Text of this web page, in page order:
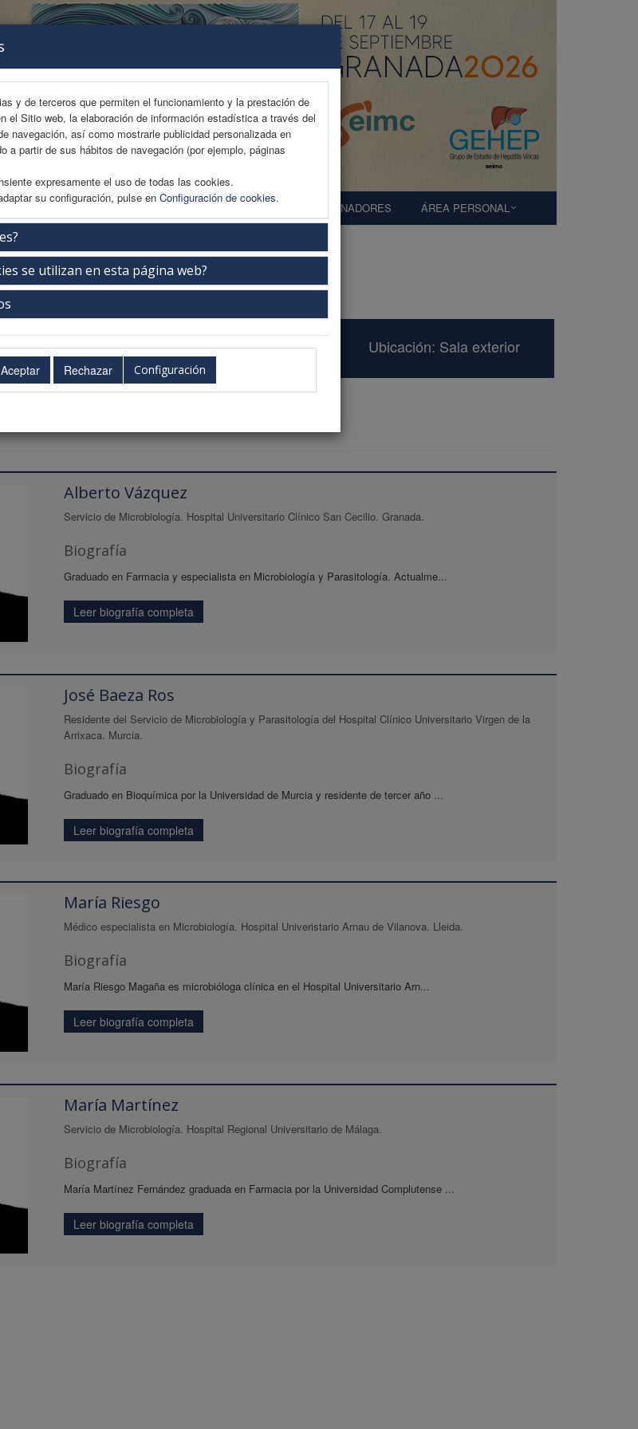
y de terceros que permiten el funcionamiento y la prestación de
el Sitio web, la elaboración de información estadística a través del
navegación, así como mostrarle publicidad personalizada en
a partir de sus hábitos de navegación (por ejemplo, páginas
expresamente el uso de todas las cookies.
su configuración, pulse en Configuración de cookies.
se utilizan en esta página web?
Configuración
INSCRIPCIÓN PATROCINADORES ÁREA PERSONAL
19:00-21:00h. Ubicación: Sala exterior
Alberto Vázquez
Servicio de Microbiología. Hospital Universitario Clínico San Cecilio. Granada.
Biografía
Graduado en Farmacia y especialista en Microbiología y Parasitología. Actualme...
Leer biografía completa
José Baeza Ros
Residente del Servicio de Microbiología y Parasitología del Hospital Clínico Universitario Virgen de la
Arrixaca. Murcia.
Biografía
Graduado en Bioquímica por la Universidad de Murcia y residente de tercer año ...
Leer biografía completa
María Riesgo
Médico especialista en Microbiología. Hospital Univeristario Arnau de Vilanova. Lleida.
Biografía
María Riesgo Magaña es microbióloga clínica en el Hospital Universitario Arn...
Leer biografía completa
María Martínez
Servicio de Microbiología. Hospital Regional Universitario de Málaga.
Biografía
María Martínez Fernández graduada en Farmacia por la Universidad Complutense ...
Leer biografía completa